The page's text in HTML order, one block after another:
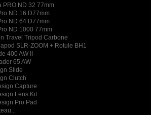
PRO ND 32 77mm
ND 16 D77mm
ND 64 D77mm
ND 1000 77mm
Travel Tripod Carbone
SLR-ZOOM + Rotule BH1
400 AW II
65 AW
Slide
Clutch
Capture
Lens Kit
Pro Pad